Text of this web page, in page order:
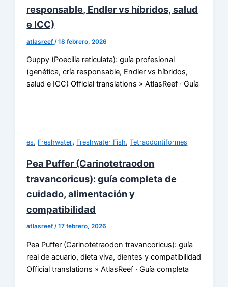
responsable, Endler vs híbridos, salud
e ICC)
atlasreef /18 febrero, 2026
Guppy (Poecilia reticulata): guía profesional
(genética, cría responsable, Endler vs híbridos,
salud e ICC) Official translations » AtlasReef · Guía
es, Freshwater, Freshwater Fish,Tetraodontiformes
Pea Puffer (Carinotetraodon
travancoricus): guía completa de
cuidado, alimentación y
compatibilidad
atlasreef/17 febrero, 2026
Pea Puffer (Carinotetraodon travancoricus): guía
real de acuario, dieta viva, dientes y compatibilidad
Official translations » AtlasReef · Guía completa